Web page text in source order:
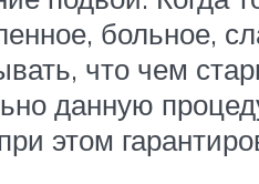
больное,
что чем
данную
этом